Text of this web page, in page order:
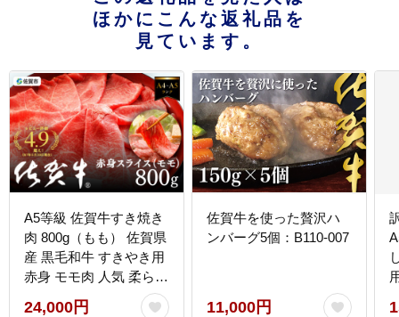
ほかにこんな返礼品を
見ています。
A5等級 佐賀牛すき焼き
肉 800g（もも） 佐賀県
産 黒毛和牛 すきやき用
赤身 モモ肉 人気 柔らか
な肉質 鍋：B240-021
24,000円
佐賀牛を使った贅沢ハ
ンバーグ5個：B110-007
11,000円